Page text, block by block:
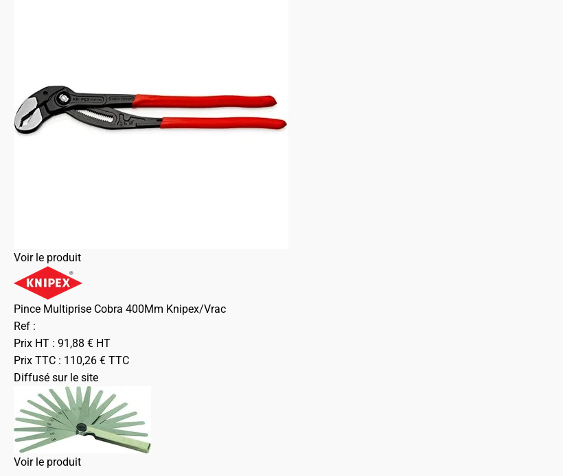
Voir le produit
Pince Multiprise Cobra 400Mm Knipex/Vrac
Ref :
Prix HT : 91,88 € HT
Prix TTC : 110,26 € TTC
Diffusé sur le site
Voir le produit